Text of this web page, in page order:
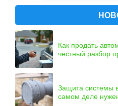
Как продать
честный разбор
Защита системы
самом деле